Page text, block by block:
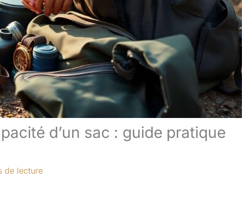
d’un sac : guide pratique
de lecture